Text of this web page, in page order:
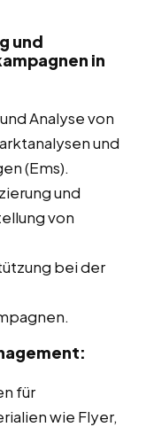
und
in
Analyse von
und
(Ems).
und
von
bei der
für
wie Flyer,